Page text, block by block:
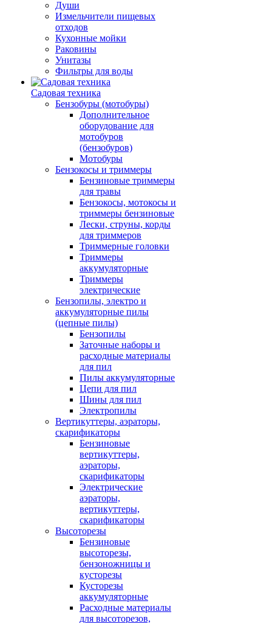
Души
Измельчители пищевых
отходов
Кухонные мойки
Раковины
Унитазы
Фильтры для воды
Садовая техника
Бензобуры (мотобуры)
Дополнительное
оборудование для
мотобуров
(бензобуров)
Мотобуры
Бензокосы и триммеры
Бензиновые триммеры
для травы
Бензокосы, мотокосы и
триммеры бензиновые
Лески, струны, корды
для триммеров
Триммерные головки
Триммеры
аккумуляторные
Триммеры
электрические
Бензопилы, электро и
аккумуляторные пилы
(цепные пилы)
Бензопилы
Заточные наборы и
расходные материалы
для пил
Пилы аккумуляторные
Цепи для пил
Шины для пил
Электропилы
Вертикуттеры, аэраторы,
скарификаторы
Бензиновые
вертикуттеры,
аэраторы,
скарификаторы
Электрические
аэраторы,
вертикуттеры,
скарификаторы
Высоторезы
Бензиновые
высоторезы,
бензоножницы и
кусторезы
Кусторезы
аккумуляторные
Расходные материалы
для высоторезов,